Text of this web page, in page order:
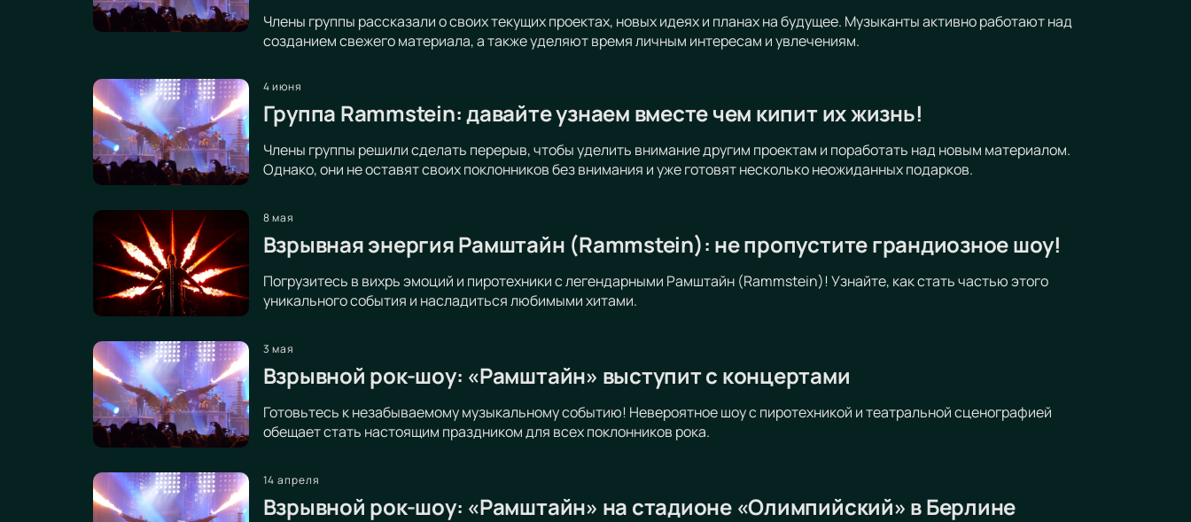
Члены группы рассказали о своих текущих проектах, новых идеях и планах на будущее. Музыканты активно работают над
созданием свежего материала, а также уделяют время личным интересам и увлечениям.
4 июня
Группа Rammstein: давайте узнаем вместе чем кипит их жизнь!
Члены группы решили сделать перерыв, чтобы уделить внимание другим проектам и поработать над новым материалом.
Однако, они не оставят своих поклонников без внимания и уже готовят несколько неожиданных подарков.
8 мая
Взрывная энергия Рамштайн (Rammstein): не пропустите грандиозное шоу!
Погрузитесь в вихрь эмоций и пиротехники с легендарными Рамштайн (Rammstein)! Узнайте, как стать частью этого
уникального события и насладиться любимыми хитами.
3 мая
Взрывной рок-шоу: «Рамштайн» выступит с концертами
Готовьтесь к незабываемому музыкальному событию! Невероятное шоу с пиротехникой и театральной сценографией
обещает стать настоящим праздником для всех поклонников рока.
14 апреля
Взрывной рок-шоу: «Рамштайн» на стадионе «Олимпийский» в Берлине